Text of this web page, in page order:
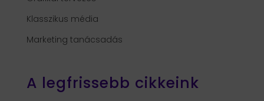
Klasszikus média
Marketing tanácsadás
A legfrissebb cikkeink